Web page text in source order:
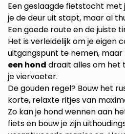
Een geslaagde fietstocht met
je de deur uit stapt, maar al
Een goede route en de juiste
Het is verleidelijk om je eigen
uitgangspunt te nemen, maar
een hond draait alles om het
je viervoeter.
De gouden regel? Bouw het
korte, relaxte ritjes van
Zo kan je hond wennen aan
fiets en bouw je zijn